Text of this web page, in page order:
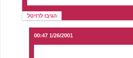
הגיבו לרויטל
1/26/2001 00:47